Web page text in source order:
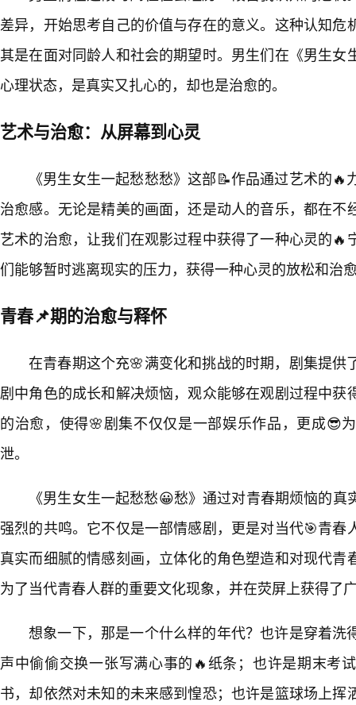
差异，开始思考自己的价值与存在的意义。这种认知危
其是在面对同龄人和社会的期望时。男生们在《男生女
心理状态，是真实又扎心的，却也是治愈的。
艺术与治愈：从屏幕到心灵
《男生女生一起愁愁愁》这部📝作品通过艺术的
治愈感。无论是精美的画面，还是动人的音乐，都在不
艺术的治愈，让我们在观影过程中获得了一种心灵的🔥
们能够暂时逃离现实的压力，获得一种心灵的放松和治
青春📌期的治愈与释怀
在青春期这个充🌸满变化和挑战的时期，剧集提供
剧中角色的成长和解决烦恼，观众能够在观剧过程中获
的治愈，使得🌸剧集不仅仅是一部娱乐作品，更成😎
泄。
《男生女生一起愁愁😀愁》通过对青春期烦恼的
强烈的共鸣。它不仅是一部情感剧，更是对当代🎯青春
真实而细腻的情感刻画，立体化的角色塑造和对现代青
为了当代青春人群的重要文化现象，并在荧屏上获得了
想象一下，那是一个什么样的年代？也许是穿着洗
声中偷偷交换一张写满心事的🔥纸条；也许是期末考
书，却依然对未知的未来感到惶恐；也许是篮球场上挥